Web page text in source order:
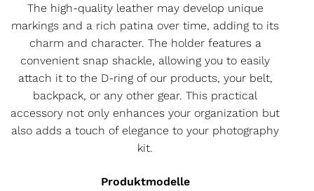
The high-quality leather may develop unique
markings and a rich patina over time, adding to its
charm and character. The holder features a
convenient snap shackle, allowing you to easily
attach it to the D-ring of our products, your belt,
backpack, or any other gear. This practical
accessory not only enhances your organization but
also adds a touch of elegance to your photography
kit.
Produktmodelle